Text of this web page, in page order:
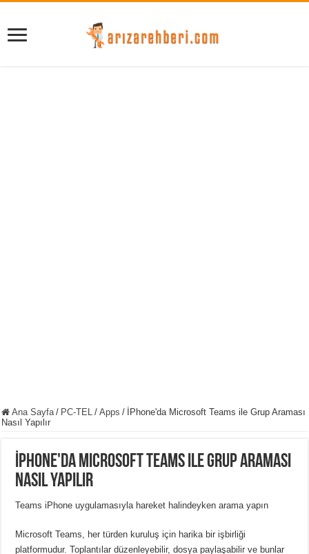
Ana Sayfa / PC-TEL / Apps / İPhone'da Microsoft Teams ile Grup Araması
Nasıl Yapılır
İPhone'da Microsoft Teams ile Grup Araması
Nasıl Yapılır
Teams iPhone uygulamasıyla hareket halindeyken arama yapın
Microsoft Teams, her türden kuruluş için harika bir işbirliği
platformudur. Toplantılar düzenleyebilir, dosya paylaşabilir ve bunlar